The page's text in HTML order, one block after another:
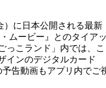
）に日本公開される最新
ムービー』とのタイア
っこランド」内では、こ
インのデジタルカード
予告動画もアプリ内でご